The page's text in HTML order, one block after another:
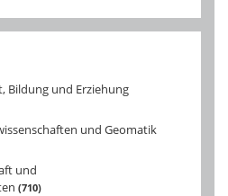
Bildung und Erziehung
und Geomatik
und
710